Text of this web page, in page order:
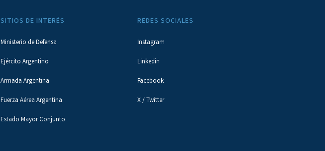
SITIOS DE INTERÉS
Ministerio de Defensa
Ejército Argentino
Armada Argentina
Fuerza Aérea Argentina
Estado Mayor Conjunto
REDES SOCIALES
Instagram
Linkedin
Facebook
X / Twitter